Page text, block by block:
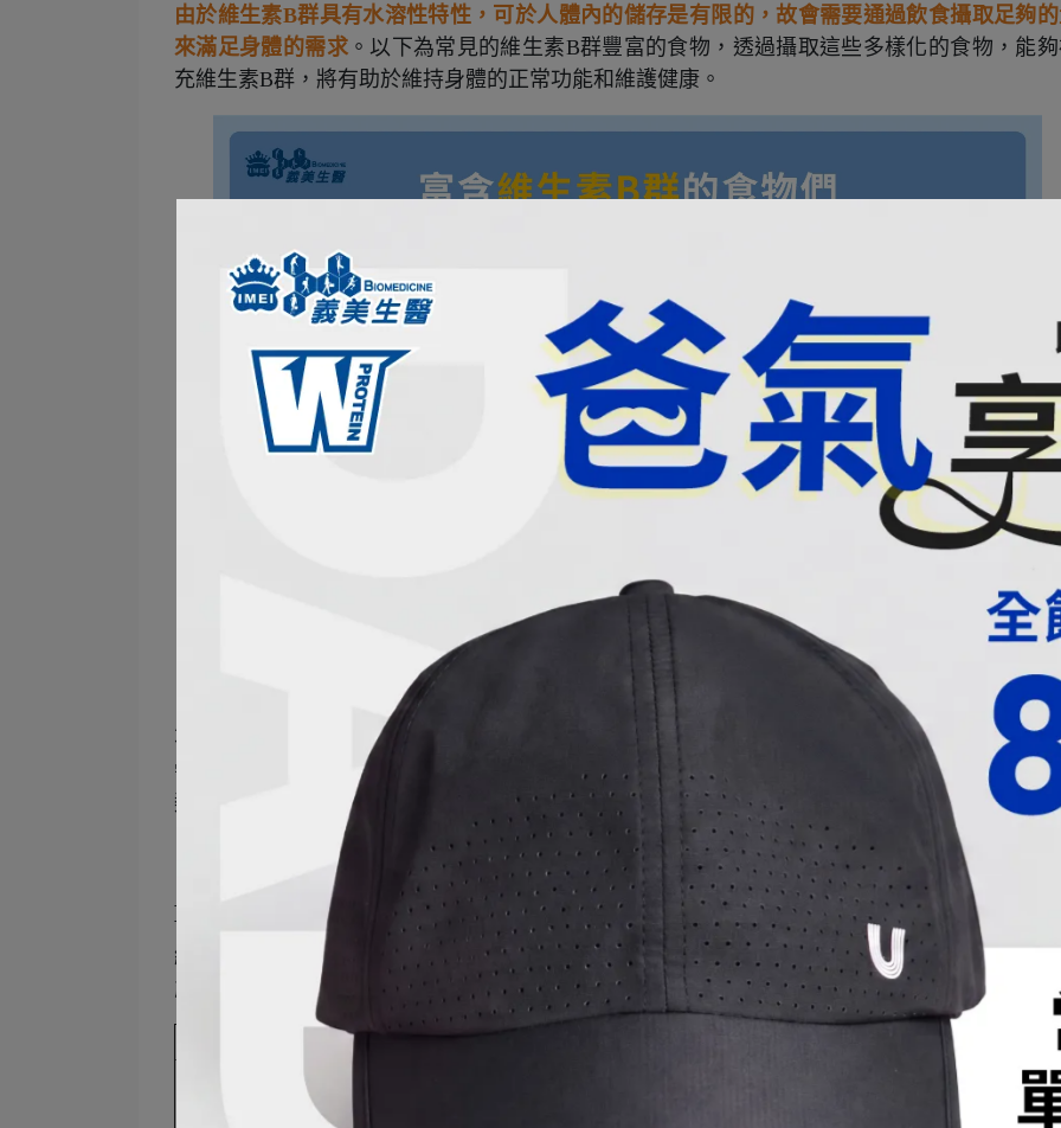
由於維生素B群具有水溶性特性，可於人體內的儲存是有限的，故會需要通過飲食攝取足夠
來滿足身體的需求。以下為常見的維生素B群豐富的食物，透過攝取這些多樣化的食物，能
充維生素B群，將有助於維持身體的正常功能和維護健康。
不過，在現代快節奏的生活習慣以及食材過度的加工，很可能難以充分滿足飲食的多樣性和
需求。在這種情況下，建議考慮使用維生素B群的保健食品，成為另一種方便而高效的選擇
類保健食品有著精確的維生素B群劑量，並能提供日常生活中所需的營養。
B群功效有哪些？
維生素B群，主要是維持正常運作不可或缺的營養素。且其功效多元，還可有助於調節生
能，其各別之功效如於下表所示：
幫助維持皮膚、心臟及神經系統的正常功能。